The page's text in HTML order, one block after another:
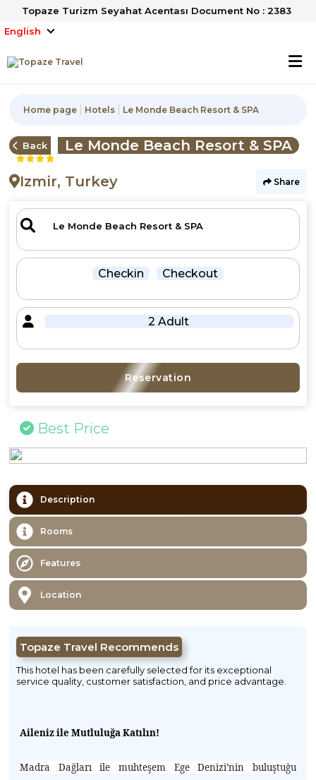
Topaze Turizm Seyahat Acentası Document No : 2383
English
Home page Hotels Le Monde Beach Resort & SPA
Back Le Monde Beach Resort & SPA
Izmir, Turkey Share
Checkin Checkout
2 Adult
Reservation
Best Price
Description
Rooms
Features
Location
Topaze Travel Recommends
This hotel has been carefully selected for its exceptional
service quality, customer satisfaction, and price advantage.
Aileniz ile Mutluluğa Katılın!
Madra Dağları ile muhteşem Ege Denizi’nin buluştuğu